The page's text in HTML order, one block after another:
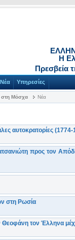
Η
Πρεσβεία
Νέα Υπηρεσίες
στη Μόσχα Νέα
αυτοκρατορίες
προς τον
στη Ρωσία
τον Έλληνα